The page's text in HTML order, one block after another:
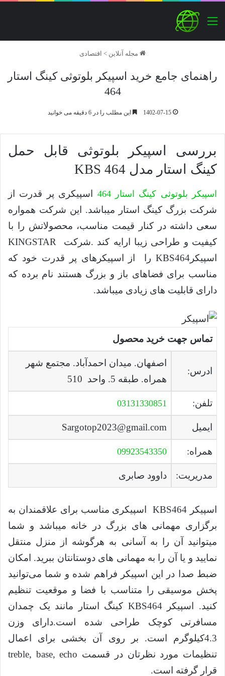
منو
مجله آنلاین > اقتصادی
راهنمای جامع خرید اسپیکر بلوتوثی کینگ استار
464
1402-07-15 این مطلب را در 6 دقیقه می خوانید
بررسی اسپیکر بلوتوثی قابل حمل
کینگ استار مدل KBS 464
اسپیکر بلوتوثی کینگ استار 464
اسپیکری پر قدرت از
شرکت بزرگ کینگ استار میباشد. این شرکت همواره
سعی داشته در کنار قیمت مناسب، محصولاتش را با
کیفیت و طراحی زیبا ارایه کند .شرکت KINGSTAR
اسپیکرKBS464 را از اسپیکرهای پر قدرت خود که
مناسب برای فضاهای باز و بزرگ هستند نام برده که
دارای قابلیت های زیادی میباشد.
تماس جهت خرید محصول
ادرس:
اصفهان. میدان احمدآباد. مجتمع شهر
همراه. طبقه 5. واحد 510
تلفن: 03131330851
ایمیل Sargotop2023@gmail.com
همراه: 09923543350
مدریریت: داوود صابری
اسپیکر KBS464 اسپیکری مناسب برای علاقمندان به
برگزاری مهمانی های بزرگ در خانه میباشد و شما
میتوانید آن را به آسانی به هرگوشه از منزل منتقل
نمایید و یا آن را به مهمانی های دوستانتان ببرید. امکان
ضبط صدا در این اسپیکر فراهم شده و شما می‌توانید
پخش موسیقی را متناسب با فضا و موقعیت تنظیم
کنید. اسپیکر KBS464 کینگ استار مانند یک چمدان
مسافرتی کوچک طراحی شده است.دارای وزن
4.3کیلوگرم است. بر روی آن بخشی برای اعمال
تنظیمات مورد نظرتان در قسمت treble, base, echo
قرار گرفته است.